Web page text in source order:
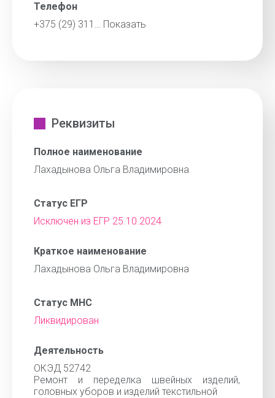
Телефон
+375 (29) 311… Показать
Реквизиты
Полное наименование
Лахадынова Ольга Владимировна
Статус ЕГР
Исключен из ЕГР 25.10.2024
Краткое наименование
Лахадынова Ольга Владимировна
Статус МНС
Ликвидирован
Деятельность
ОКЭД 52742
Ремонт и переделка швейных изделий,
головных уборов и изделий текстильной